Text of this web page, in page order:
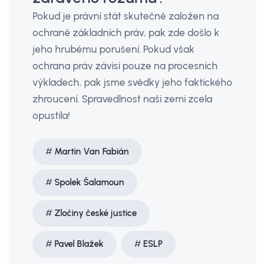
Pokud je právní stát skutečně založen na
ochraně základních práv, pak zde došlo k
jeho hrubému porušení. Pokud však
ochrana práv závisí pouze na procesních
výkladech, pak jsme svědky jeho faktického
zhroucení. Spravedlnost naši zemi zcela
opustila!
Martin Van Fabián
Spolek Šalamoun
Zločiny české justice
Pavel Blažek ESLP